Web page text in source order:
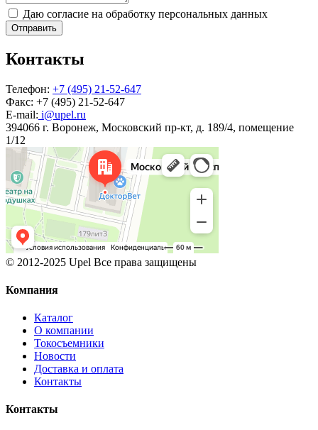
Даю согласие на обработку персональных данных
Отправить
Контакты
Телефон: +7 (495) 21-52-647
Факс: +7 (495) 21-52-647
E-mail: i@upel.ru
394066 г. Воронеж, Московский пр-кт, д. 189/4, помещение
1/12
© 2012-2025 Upel Все права защищены
Компания
Каталог
О компании
Токосъемники
Новости
Доставка и оплата
Контакты
Контакты